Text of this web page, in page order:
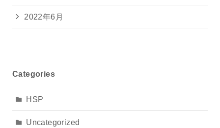
2022年6月
Categories
HSP
Uncategorized